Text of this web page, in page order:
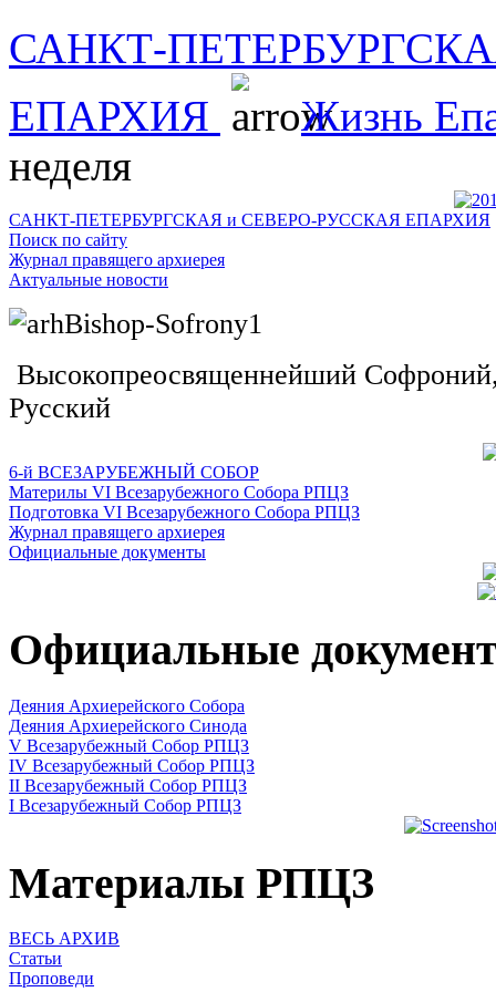
САНКТ-
ЕПАРХИЯ
Жизнь
неделя
САНКТ-ПЕТЕРБУРГСКАЯ и СЕВЕРО-РУССКАЯ ЕПАРХИЯ
Поиск по сайту
Журнал правящего архиерея
Актуальные новости
Высокопреосвященнейший
Русский
6-й ВСЕЗАРУБЕЖНЫЙ СОБОР
Материлы VI Всезарубежного Собора РПЦЗ
Подготовка VI Всезарубежного Собора РПЦЗ
Журнал правящего архиерея
Официальные документы
Официальные
Деяния Архиерейского Собора
Деяния Архиерейского Синода
V Всезарубежный Собор РПЦЗ
IV Всезарубежный Собор РПЦЗ
II Всезарубежный Собор РПЦЗ
I Всезарубежный Собор РПЦЗ
Материалы РПЦЗ
ВЕСЬ АРХИВ
Статьи
Проповеди